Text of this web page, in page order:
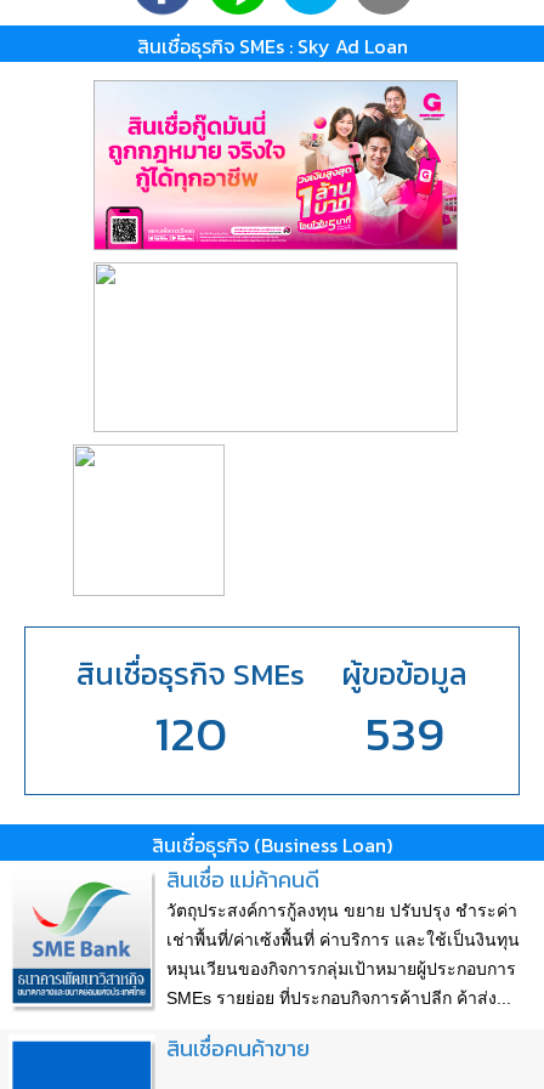
สินเชื่อธุรกิจ SMEs : Sky Ad Loan
สินเชื่อธุรกิจ SMEs
120
ผู้ขอข้อมูล
539
สินเชื่อธุรกิจ (Business Loan)
สินเชื่อ แม่ค้าคนดี
วัตถุประสงค์การกู้ลงทุน ขยาย ปรับปรุง ชำระค่า
เช่าพื้นที่/ค่าเซ้งพื้นที่ ค่าบริการ และใช้เป็นงินทุน
หมุนเวียนของกิจการกลุ่มเป้าหมายผู้ประกอบการ
SMEs รายย่อย ที่ประกอบกิจการค้าปลีก ค้าส่ง...
สินเชื่อคนค้าขาย